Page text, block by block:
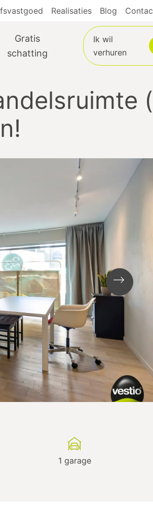
Realisaties Blog
Gratis
schatting
Ik wil
verhuren
1 garage